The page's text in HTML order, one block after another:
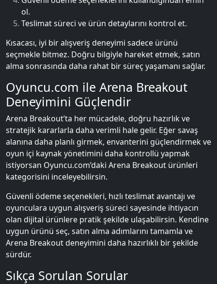
ol.
Teslimat süreci ve ürün detaylarını kontrol et.
Kısacası, iyi bir alışveriş deneyimi sadece ürünü
seçmekle bitmez. Doğru bilgiyle hareket etmek, satın
alma sonrasında daha rahat bir süreç yaşamanı sağlar.
Oyuncu.com ile Arena Breakout
Deneyimini Güçlendir
Arena Breakout’ta her mücadele, doğru hazırlık ve
stratejik kararlarla daha verimli hale gelir. Eğer savaş
alanına daha planlı girmek, envanterini güçlendirmek ve
oyun içi kaynak yönetimini daha kontrollü yapmak
istiyorsan Oyuncu.com’daki Arena Breakout ürünleri
kategorisini inceleyebilirsin.
Güvenli ödeme seçenekleri, hızlı teslimat avantajı ve
oyunculara uygun alışveriş süreci sayesinde ihtiyacın
olan dijital ürünlere pratik şekilde ulaşabilirsin. Kendine
uygun ürünü seç, satın alma adımlarını tamamla ve
Arena Breakout deneyimini daha hazırlıklı bir şekilde
sürdür.
Sıkça Sorulan Sorular